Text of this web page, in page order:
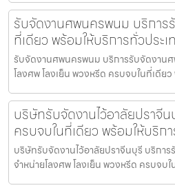
รับจัดงานศพนครพนม บริการ
ที่เดียว พร้อมให้บริการทั่วประเ
รับจัดงานศพนครพนม บริการรับจัดงาน
โลงศพ โลงเย็น พวงหรีด ครบจบในที่เดีย
บริษัทรับจัดงานไว้อาลัยปราจี
ครบจบในที่เดียว พร้อมให้บริก
บริษัทรับจัดงานไว้อาลัยปราจีนบุรี บริกา
จำหน่ายโลงศพ โลงเย็น พวงหรีด ครบจบ